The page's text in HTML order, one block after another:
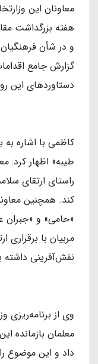
معاونان این
هفته بزرگداشت
و در شأن
گزارش جامع
دستاوردهای این
کاظمی با اشاره
طیبه» اظهار کرد:
راستای ارتقای
کند. همچنین
«حامی» و «جبران
مربیان با برقراری
نقش‌آفرینی داشته
وی از
معلمان بازمانده
داد و این موضوع